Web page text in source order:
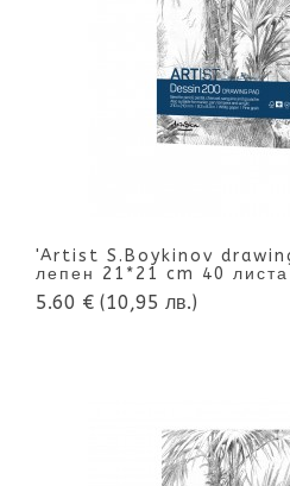
'Artist S.Boykinov
лепен 21*21 cm 40
5.60 € (10,95 лв.)